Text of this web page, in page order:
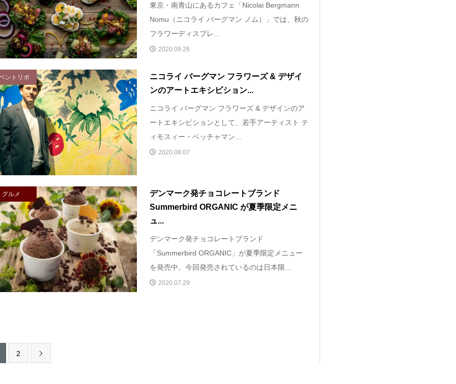
東京・南青山にあるカフェ「Nicolai Bergmann
Nomu（ニコライ バーグマン ノム）」では、秋の
フラワーディスプレ...
2020.09.26
ントリポ
ニコライ バーグマン フラワーズ & デザイ
ンのアートエキシビション...
ニコライ バーグマン フラワーズ & デザインのア
ートエキシビションとして、若手アーティスト テ
ィモスィー・ベッチャマン...
2020.08.07
グルメ
デンマーク発チョコレートブランド
Summerbird ORGANIC が夏季限定メニ
ュ...
デンマーク発チョコレートブランド
「Summerbird ORGANIC」が夏季限定メニュー
を発売中。今回発売されているのは日本限...
2020.07.29
2 